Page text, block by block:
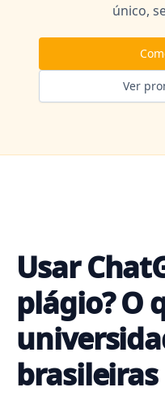
único,
Ver
Usar
plágio? O
brasileiras